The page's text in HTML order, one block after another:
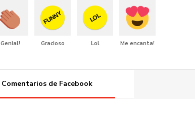
Genial!
FUNNY
Gracioso
LOL
Lol Me encanta!
Comentarios de Facebook